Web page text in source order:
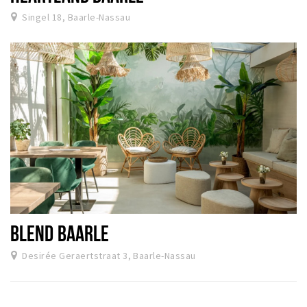
Singel 18, Baarle-Nassau
BLEND BAARLE
Desirée Geraertstraat 3, Baarle-Nassau